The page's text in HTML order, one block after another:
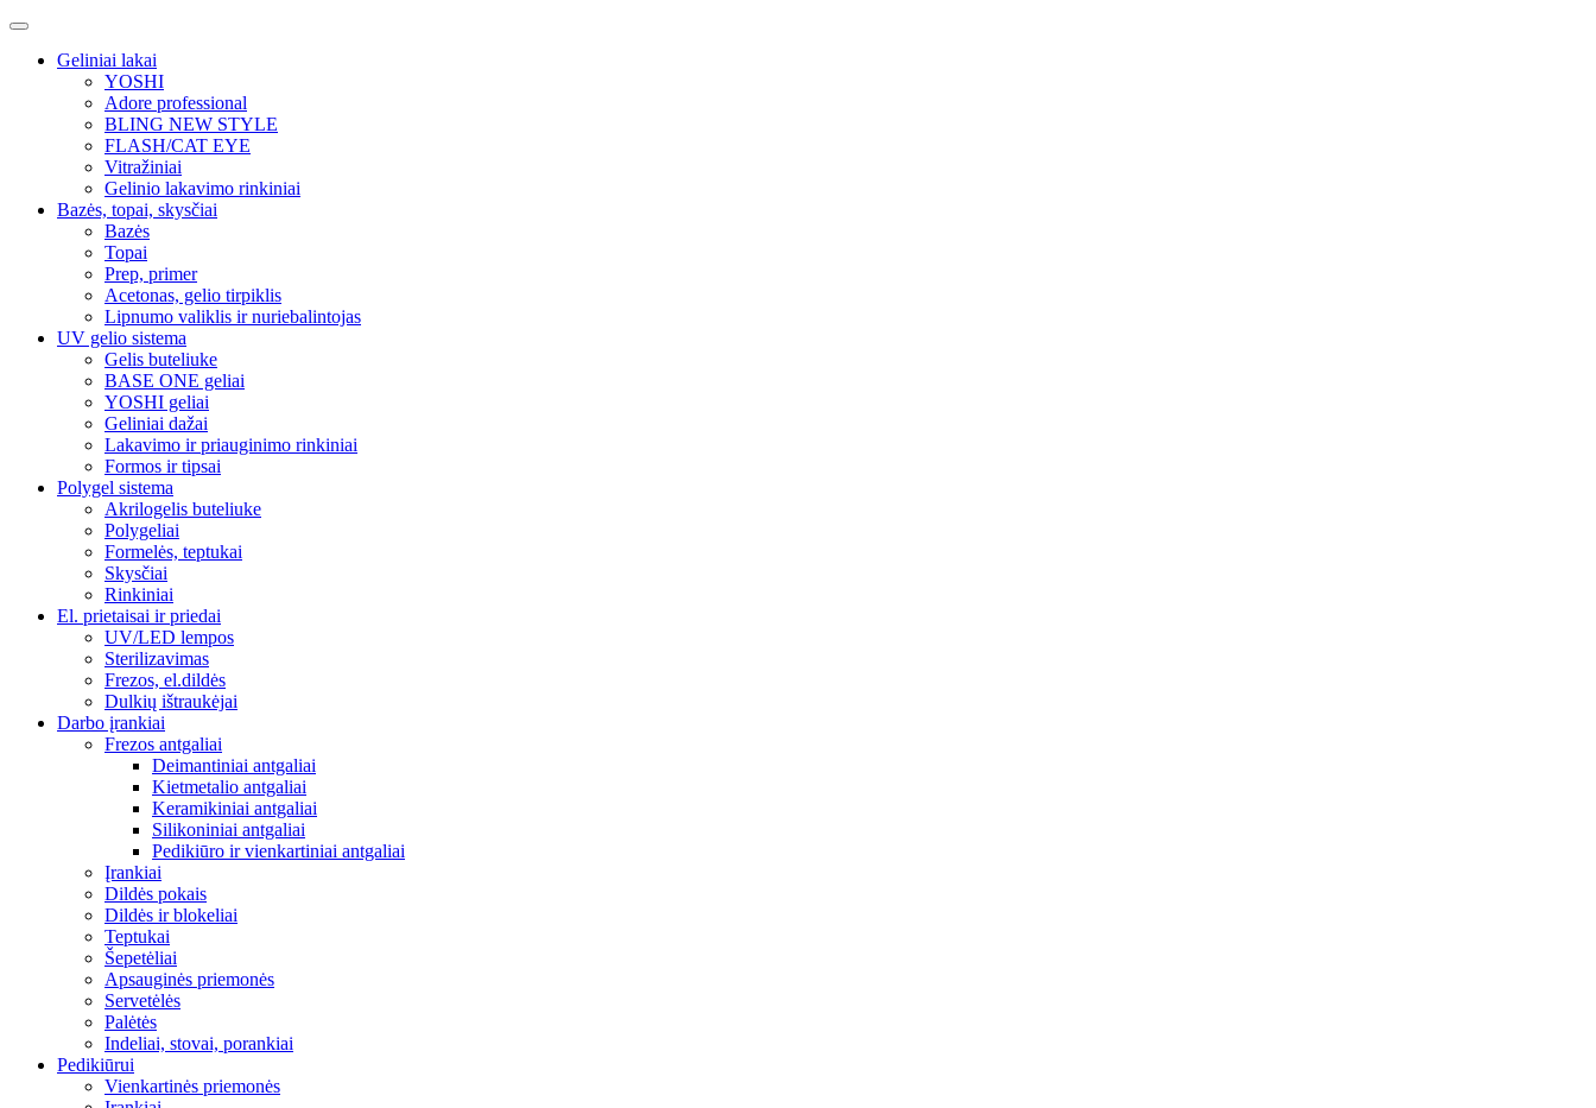
Geliniai lakai
YOSHI
Adore professional
BLING NEW STYLE
FLASH/CAT EYE
Vitražiniai
Gelinio lakavimo rinkiniai
Bazės, topai, skysčiai
Bazės
Topai
Prep, primer
Acetonas, gelio tirpiklis
Lipnumo valiklis ir nuriebalintojas
UV gelio sistema
Gelis buteliuke
BASE ONE geliai
YOSHI geliai
Geliniai dažai
Lakavimo ir priauginimo rinkiniai
Formos ir tipsai
Polygel sistema
Akrilogelis buteliuke
Polygeliai
Formelės, teptukai
Skysčiai
Rinkiniai
El. prietaisai ir priedai
UV/LED lempos
Sterilizavimas
Frezos, el.dildės
Dulkių ištraukėjai
Darbo įrankiai
Frezos antgaliai
Deimantiniai antgaliai
Kietmetalio antgaliai
Keramikiniai antgaliai
Silikoniniai antgaliai
Pedikiūro ir vienkartiniai antgaliai
Įrankiai
Dildės pokais
Dildės ir blokeliai
Teptukai
Šepetėliai
Apsauginės priemonės
Servetėlės
Palėtės
Indeliai, stovai, porankiai
Pedikiūrui
Vienkartinės priemonės